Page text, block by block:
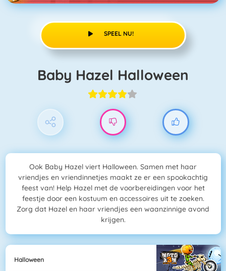
SPEEL NU!
Baby Hazel Halloween
Ook Baby Hazel viert Halloween. Samen met haar
vriendjes en vriendinnetjes maakt ze er een spookachtig
feest van! Help Hazel met de voorbereidingen voor het
feestje door een kostuum en accessoires uit te zoeken.
Zorg dat Hazel en haar vriendjes een waanzinnige avond
krijgen.
Halloween